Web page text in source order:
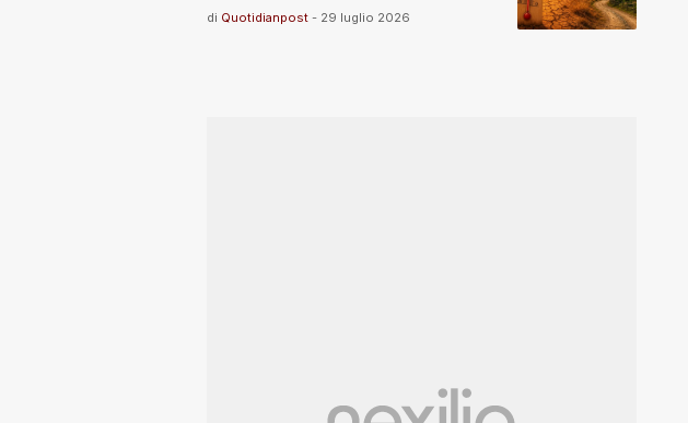
di Quotidianpost - 29 luglio 2026